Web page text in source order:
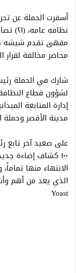
محاضر مخالفة لقرار الغلق، و(٥٩)
شارك في الحملة
لشؤون قطاع
إدارة المتابعة
مدينة الأقصر وحملة
على صعيد آخر تابع
١٠٠ كشاف إضاءة
الانتهاء منها
الذي يعد من أهم
Yoast